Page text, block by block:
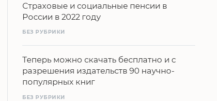
Страховые и социальные пенсии в
России в 2022 году
БЕЗ РУБРИКИ
Теперь можно скачать бесплатно и с
разрешения издательств 90 научно-
популярных книг
БЕЗ РУБРИКИ